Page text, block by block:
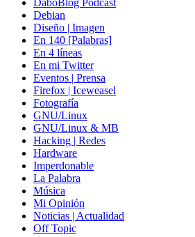
DaboBlog Podcast
Debian
Diseño | Imagen
En 140 [Palabras]
En 4 líneas
En mi Twitter
Eventos | Prensa
Firefox | Iceweasel
Fotografía
GNU/Linux
GNU/Linux & MB
Hacking | Redes
Hardware
Imperdonable
La Palabra
Música
Mi Opinión
Noticias | Actualidad
Off Topic